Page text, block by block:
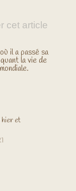
cet article
il a passé sa
la vie de
et